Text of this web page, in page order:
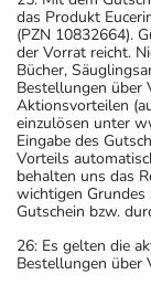
das Produkt
(PZN 10832664).
der Vorrat reicht.
Bücher,
Bestellungen über
Aktionsvorteilen
einzulösen unter
Eingabe des
Vorteils
behalten uns das
wichtigen Grundes
Gutschein bzw.
26: Es gelten die
Bestellungen über